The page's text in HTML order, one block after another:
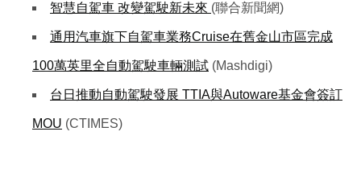
智慧自駕車 改變駕駛新未來 (聯合新聞網)
通用汽車旗下自駕車業務Cruise在舊金山市區完成
100萬英里全自動駕駛車輛測試 (Mashdigi)
台日推動自動駕駛發展 TTIA與Autoware基金會簽訂
MOU (CTIMES)